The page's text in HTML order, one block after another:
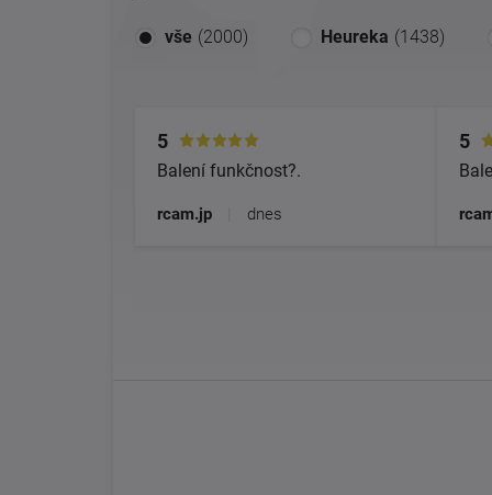
vše (2000) Heureka (1438)
5
Balení funkčnost?.
rcam.jp dnes
5